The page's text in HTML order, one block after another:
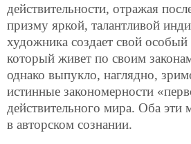
действительности, отражая
призму яркой, талантливой
художника создает свой
который живет по своим
однако выпукло, наглядно,
истинные закономерности
действительного мира. Оба эти
в авторском сознании.